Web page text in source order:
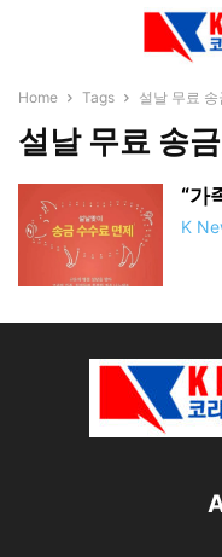
Home Tags 설날 무료 송
설날 무료 송금
“가
K